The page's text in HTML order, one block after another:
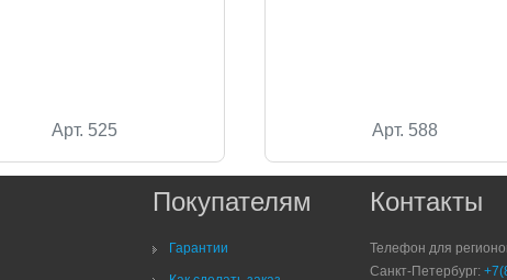
Арт. 525 Арт. 588
Покупателям
Гарантии
Контакты
Телефон для
Санкт-Петербург: